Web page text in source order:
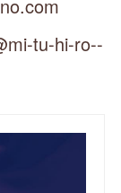
tu-hi-ro--